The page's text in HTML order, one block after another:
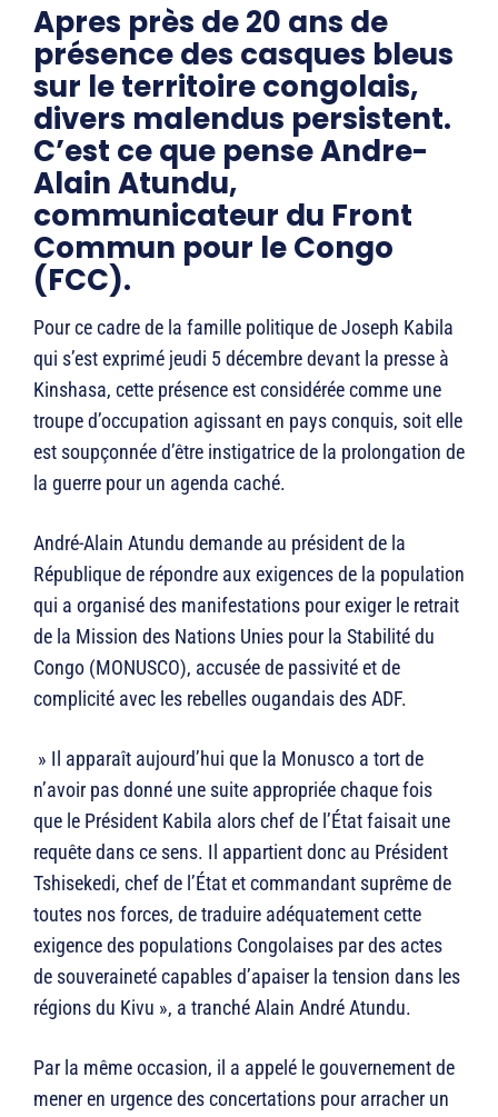
Apres près de 20 ans de
présence des casques bleus
sur le territoire congolais,
divers malendus persistent.
C’est ce que pense Andre-
Alain Atundu,
communicateur du Front
Commun pour le Congo
(FCC).
Pour ce cadre de la famille politique de Joseph Kabila
qui s’est exprimé jeudi 5 décembre devant la presse à
Kinshasa, cette présence est considérée comme une
troupe d’occupation agissant en pays conquis, soit elle
est soupçonnée d’être instigatrice de la prolongation de
la guerre pour un agenda caché.
André-Alain Atundu demande au président de la
République de répondre aux exigences de la population
qui a organisé des manifestations pour exiger le retrait
de la Mission des Nations Unies pour la Stabilité du
Congo (MONUSCO), accusée de passivité et de
complicité avec les rebelles ougandais des ADF.
» Il apparaît aujourd’hui que la Monusco a tort de
n’avoir pas donné une suite appropriée chaque fois
que le Président Kabila alors chef de l’État faisait une
requête dans ce sens. Il appartient donc au Président
Tshisekedi, chef de l’État et commandant suprême de
toutes nos forces, de traduire adéquatement cette
exigence des populations Congolaises par des actes
de souveraineté capables d’apaiser la tension dans les
régions du Kivu », a tranché Alain André Atundu.
Par la même occasion, il a appelé le gouvernement de
mener en urgence des concertations pour arracher un